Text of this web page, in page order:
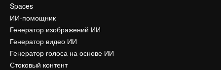
Spaces
ИИ-помощник
Генератор изображений ИИ
Генератор видео ИИ
Генератор голоса на основе ИИ
Стоковый контент